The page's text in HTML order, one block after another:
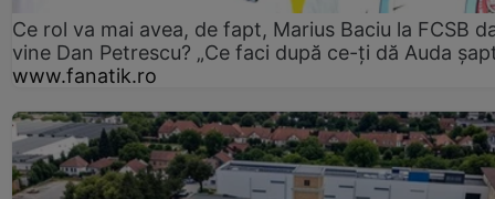
Ce rol va mai avea, de fapt, Marius Baciu la FCSB
vine Dan Petrescu? „Ce faci după ce-ți dă Auda
www.fanatik.ro